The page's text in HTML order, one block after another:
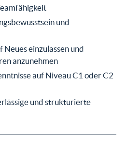
und
Neues einzulassen und
anzunehmen
auf Niveau C1 oder C2
und strukturierte